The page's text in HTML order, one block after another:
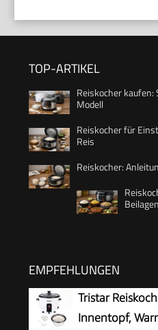
TOP-ARTIKEL
Reiskocher kaufen:
Modell
Reiskocher für
Reis
Reiskocher:
Beilagen
EMPFEHLUNGEN
Tristar
Innentopf,